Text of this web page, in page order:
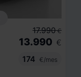
17.990 €
13.990 €
174
€/mes